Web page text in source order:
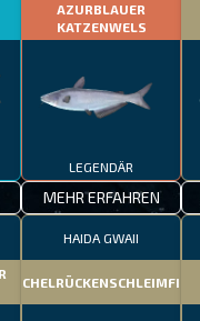
AZURBLAUER
KATZENWELS
LEGENDÄR
MEHR ERFAHREN
HAIDA GWAII